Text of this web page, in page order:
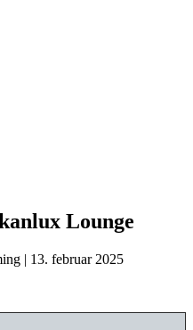
Lounge
| 13. februar 2025